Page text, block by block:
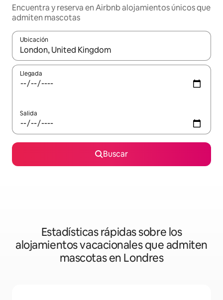
Encuentra y reserva en Airbnb alojamientos únicos que
admiten mascotas
Ubicación
Cuando los resultados estén disponibles, podrás navegar
Llegada
Salida
Buscar
Estadísticas rápidas sobre los
alojamientos vacacionales que admiten
mascotas en Londres